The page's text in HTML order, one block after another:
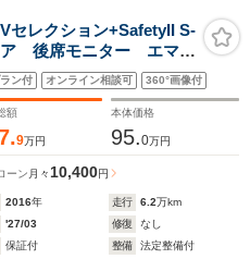
セレクション+SafetyII S-
後席モニター エマー
衝突防止アシスト ク
コーダー アラウンド
イト フォグランプ
ン付 オンライン相談可 360°画像付
額
9万円
本体価格
95.0万円
ーン 月々 10,400円
2016年 走行 6.2万km
'27/03 修復
なし
保証付 整備
法定整備付